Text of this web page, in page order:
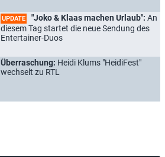
UPDATE "Joko & Klaas machen Urlaub": An
diesem Tag startet die neue Sendung des
Entertainer-Duos
Überraschung: Heidi Klums "HeidiFest"
wechselt zu RTL